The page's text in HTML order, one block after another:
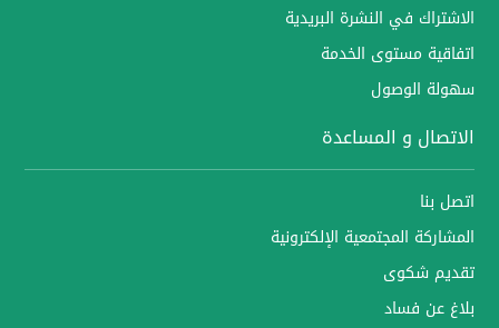
الاشتراك في النشرة البريدية
اتفاقية مستوى الخدمة
سهولة الوصول
الاتصال و المساعدة
اتصل بنا
المشاركة المجتمعية الإلكترونية
تقديم شكوى
بلاغ عن فساد